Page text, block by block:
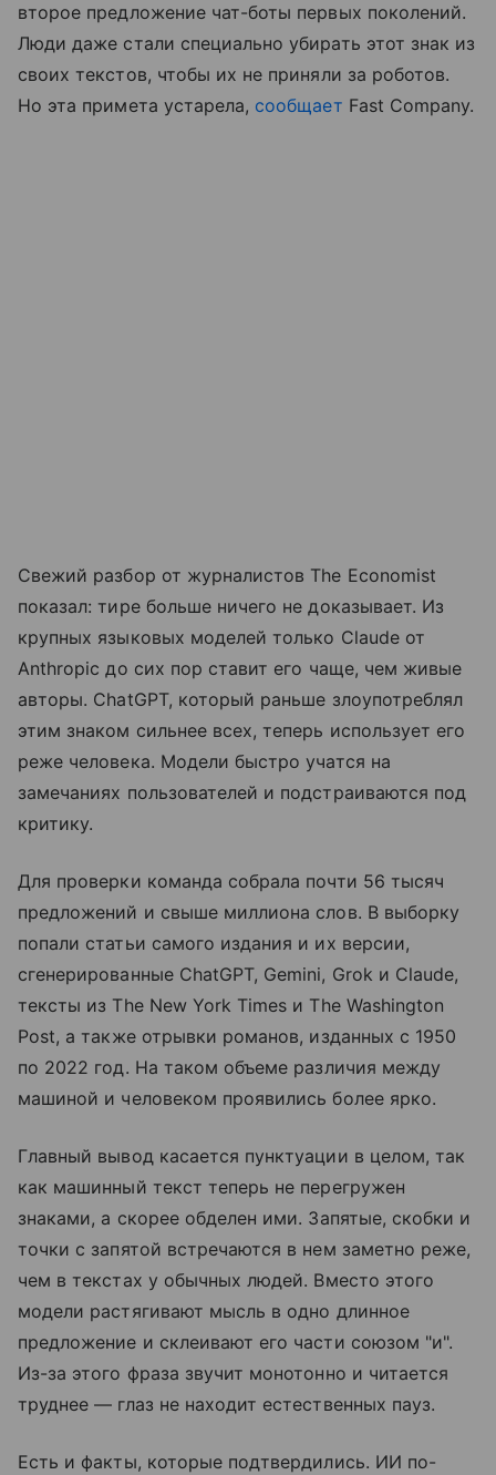
второе предложение чат-боты первых поколений.
Люди даже стали специально убирать этот знак из
своих текстов, чтобы их не приняли за роботов.
Но эта примета устарела, сообщает Fast Company.
Свежий разбор от журналистов The Economist
показал: тире больше ничего не доказывает. Из
крупных языковых моделей только Claude от
Anthropic до сих пор ставит его чаще, чем живые
авторы. ChatGPT, который раньше злоупотреблял
этим знаком сильнее всех, теперь использует его
реже человека. Модели быстро учатся на
замечаниях пользователей и подстраиваются под
критику.
Для проверки команда собрала почти 56 тысяч
предложений и свыше миллиона слов. В выборку
попали статьи самого издания и их версии,
сгенерированные ChatGPT, Gemini, Grok и Claude,
тексты из The New York Times и The Washington
Post, а также отрывки романов, изданных с 1950
по 2022 год. На таком объеме различия между
машиной и человеком проявились более ярко.
Главный вывод касается пунктуации в целом, так
как машинный текст теперь не перегружен
знаками, а скорее обделен ими. Запятые, скобки и
точки с запятой встречаются в нем заметно реже,
чем в текстах у обычных людей. Вместо этого
модели растягивают мысль в одно длинное
предложение и склеивают его части союзом "и".
Из-за этого фраза звучит монотонно и читается
труднее — глаз не находит естественных пауз.
Есть и факты, которые подтвердились. ИИ по-